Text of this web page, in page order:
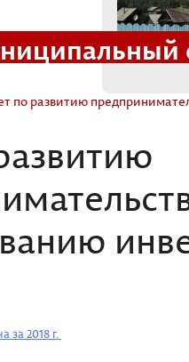
по развитию
за 2018 г.